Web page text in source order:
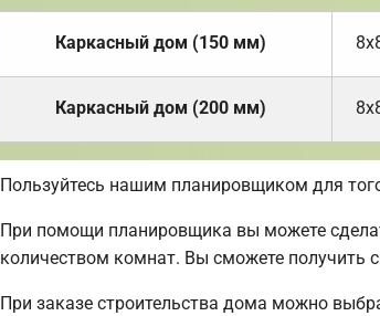
Каркасный дом (150 мм)
Каркасный дом (200 мм)
Пользуйтесь нашим планировщиком для
При помощи планировщика вы можете
количеством комнат. Вы сможете получить
При заказе строительства дома можно